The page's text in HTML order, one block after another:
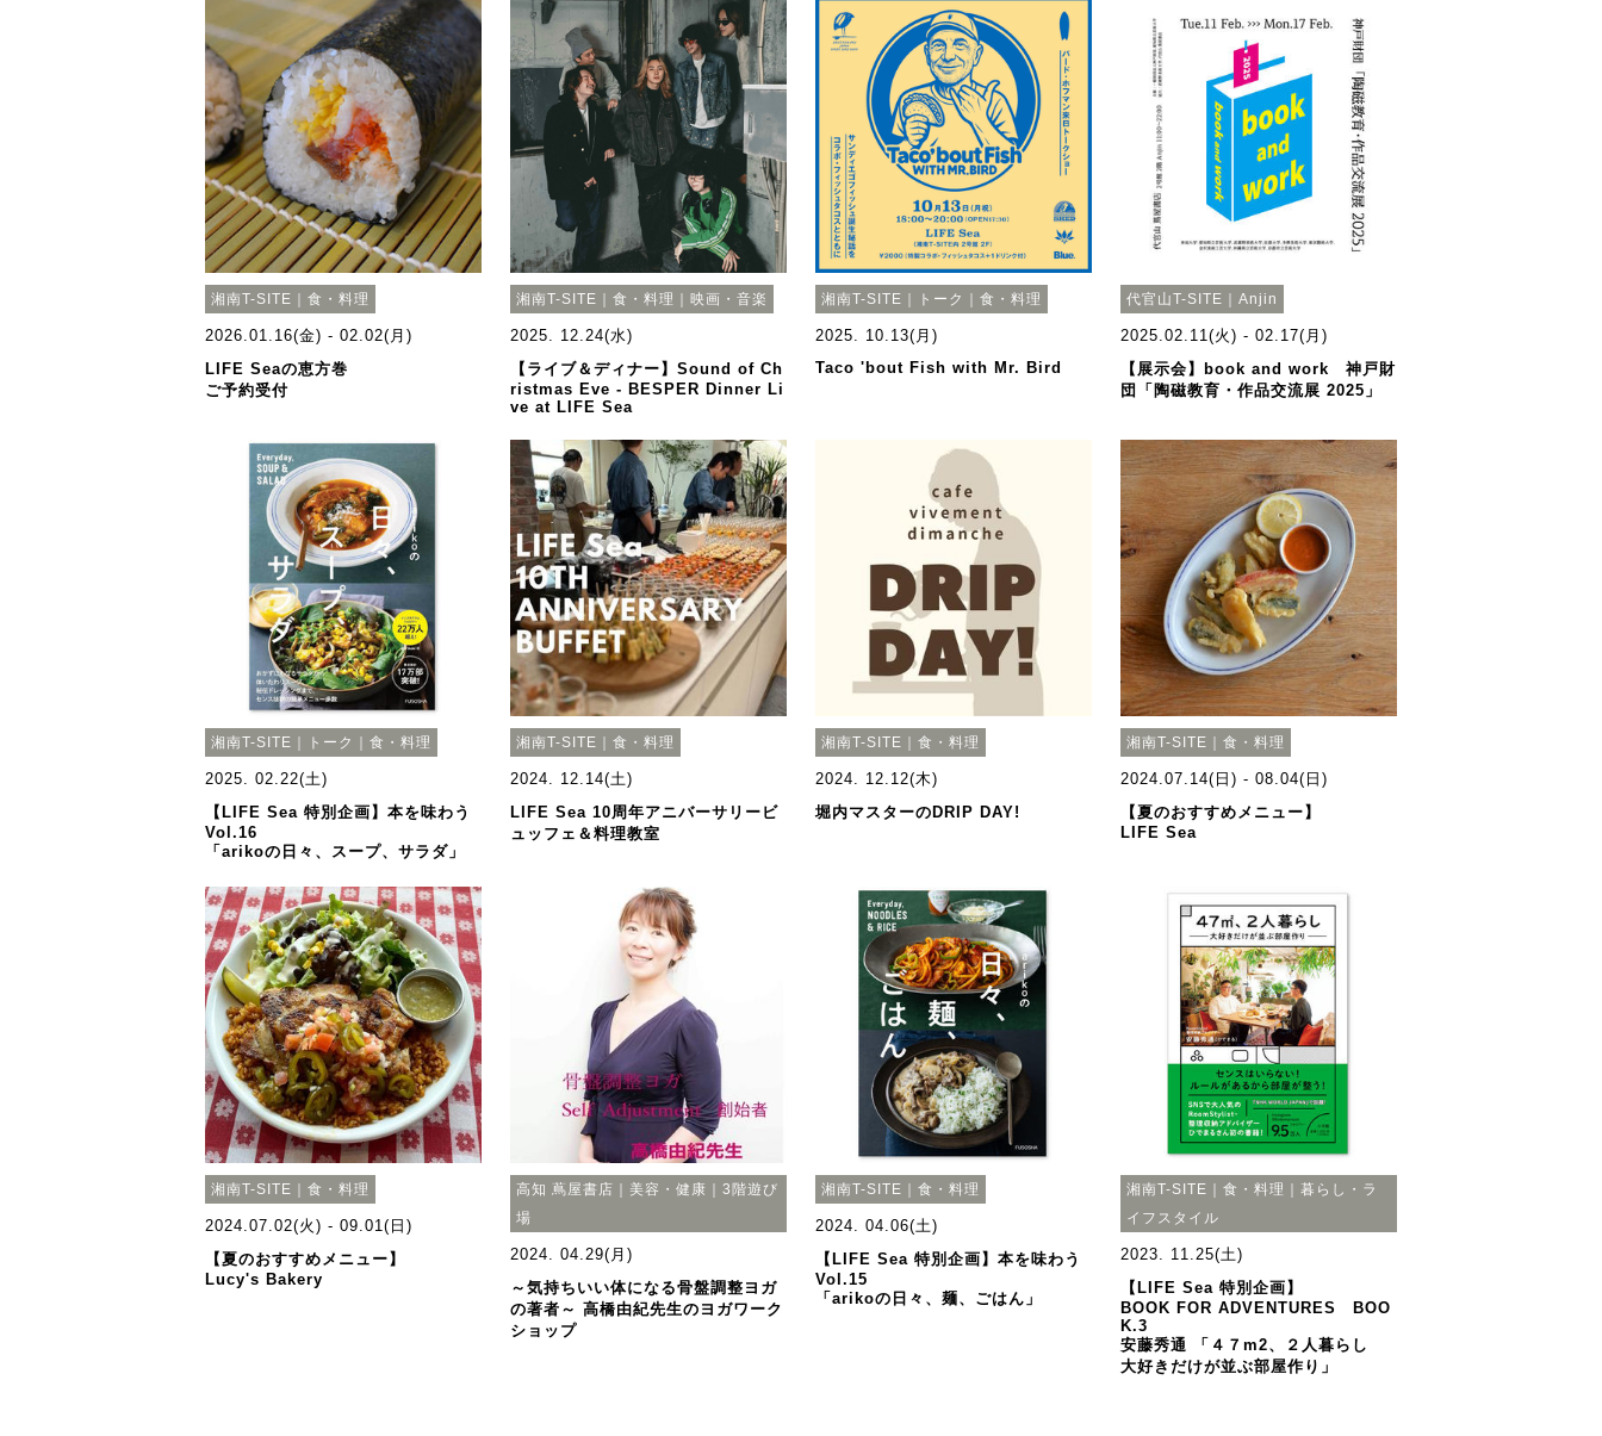
湘南T-SITE｜食・料理
2026.01.16(金) - 02.02(月)
LIFE Seaの恵方巻
ご予約受付
湘南T-SITE｜食・料理｜映画・音楽
2025. 12.24(水)
【ライブ＆ディナー】Sound of Ch
ristmas Eve - BESPER Dinner Li
ve at LIFE Sea
湘南T-SITE｜トーク｜食・料理
2025. 10.13(月)
Taco 'bout Fish with Mr. Bird
代官山T-SITE｜Anjin
2025.02.11(火) - 02.17(月)
【展示会】book and work 神戸財
団「陶磁教育・作品交流展 2025」
湘南T-SITE｜トーク｜食・料理
2025. 02.22(土)
【LIFE Sea 特別企画】本を味わう
Vol.16
「arikoの日々、スープ、サラダ」
湘南T-SITE｜食・料理
2024. 12.14(土)
LIFE Sea 10周年アニバーサリービ
ュッフェ＆料理教室
湘南T-SITE｜食・料理
2024. 12.12(木)
堀内マスターのDRIP DAY!
湘南T-SITE｜食・料理
2024.07.14(日) - 08.04(日)
【夏のおすすめメニュー】
LIFE Sea
湘南T-SITE｜食・料理
2024.07.02(火) - 09.01(日)
【夏のおすすめメニュー】
Lucy's Bakery
高知 蔦屋書店｜美容・健康｜3階遊び
場
2024. 04.29(月)
～気持ちいい体になる骨盤調整ヨガ
の著者～ 高橋由紀先生のヨガワーク
ショップ
湘南T-SITE｜食・料理
2024. 04.06(土)
【LIFE Sea 特別企画】本を味わう
Vol.15
「arikoの日々、麺、ごはん」
湘南T-SITE｜食・料理｜暮らし・ラ
イフスタイル
2023. 11.25(土)
【LIFE Sea 特別企画】
BOOK FOR ADVENTURES BOO
K.3
安藤秀通 「４７m2、２人暮らし
大好きだけが並ぶ部屋作り」